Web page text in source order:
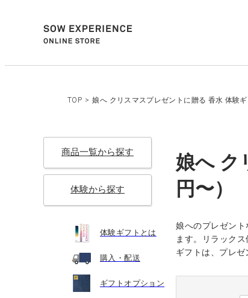
TOP > 娘へ クリスマスプレゼントに贈る 香水 体験
商品一覧から探す
体験から探す
体験ギフトとは
購入・配送
ギフトオプション
娘へ ク
円〜）
娘へのプレゼン
ます。リラック
ギフトは、プレゼ